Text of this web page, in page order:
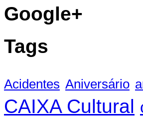
Google+
Tags
Acidentes Aniversário
CAIXA Cultural